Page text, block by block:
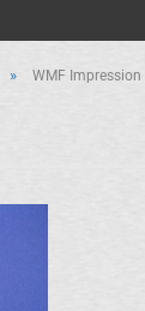
» WMF Impression